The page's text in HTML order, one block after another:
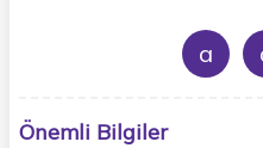
a
Önemli Bilgiler